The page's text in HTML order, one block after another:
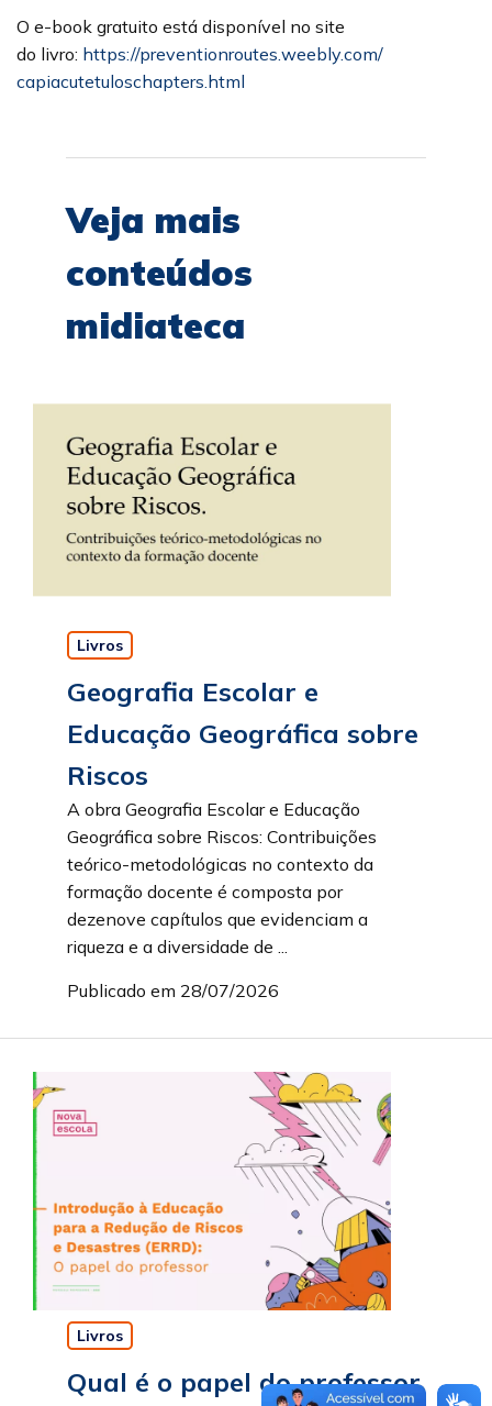
O e-book gratuito está disponível no site
do livro: https://preventionroutes. weebly.com/
capiacutetuloschapters.html
Veja mais
conteúdos
midiateca
Livros
Geografia Escolar e
Educação Geográfica sobre
Riscos
A obra Geografia Escolar e Educação
Geográfica sobre Riscos: Contribuições
teórico-metodológicas no contexto da
formação docente é composta por
dezenove capítulos que evidenciam a
riqueza e a diversidade de ...
Publicado em 28/07/2026
Livros
Qual é o papel do professor